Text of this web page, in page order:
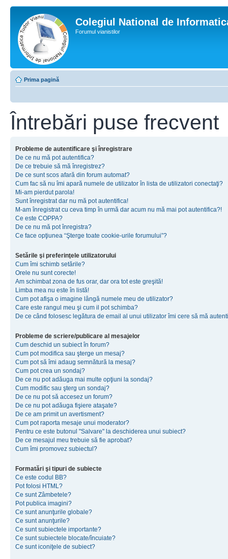
Colegiul National de
Forumul vianistilor
Prima pagină
Întrebări puse frecvent
Probleme de autentificare şi înregistrare
De ce nu mă pot autentifica?
De ce trebuie să mă înregistrez?
De ce sunt scos afară din forum automat?
Cum fac să nu îmi apară numele de utilizator în lista de utilizatori conectaţi?
Mi-am pierdut parola!
Sunt înregistrat dar nu mă pot autentifica!
M-am înregistrat cu ceva timp în urmă dar acum nu mă mai pot autentifica?!
Ce este COPPA?
De ce nu mă pot înregistra?
Ce face opţiunea “Şterge toate cookie-urile forumului”?
Setările şi preferinţele utilizatorului
Cum îmi schimb setările?
Orele nu sunt corecte!
Am schimbat zona de fus orar, dar ora tot este greşită!
Limba mea nu este în listă!
Cum pot afişa o imagine lângă numele meu de utilizator?
Care este rangul meu şi cum il pot schimba?
De ce când folosesc legătura de email al unui utilizator îmi cere să mă
Probleme de scriere/publicare al mesajelor
Cum deschid un subiect în forum?
Cum pot modifica sau şterge un mesaj?
Cum pot să îmi adaug semnătură la mesaj?
Cum pot crea un sondaj?
De ce nu pot adăuga mai multe opţiuni la sondaj?
Cum modific sau şterg un sondaj?
De ce nu pot să accesez un forum?
De ce nu pot adăuga fişiere ataşate?
De ce am primit un avertisment?
Cum pot raporta mesaje unui moderator?
Pentru ce este butonul "Salvare" la deschiderea unui subiect?
De ce mesajul meu trebuie să fie aprobat?
Cum îmi promovez subiectul?
Formatări şi tipuri de subiecte
Ce este codul BB?
Pot folosi HTML?
Ce sunt Zâmbetele?
Pot publica imagini?
Ce sunt anunţurile globale?
Ce sunt anunţurile?
Ce sunt subiectele importante?
Ce sunt subiectele blocate/încuiate?
Ce sunt iconiţele de subiect?